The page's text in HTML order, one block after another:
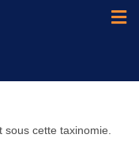
sous cette taxinomie.